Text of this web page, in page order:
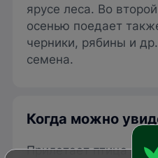
ярусе леса. Во
осенью поедает
черники, рябины и
семена.
Когда можно
Прилетает птица